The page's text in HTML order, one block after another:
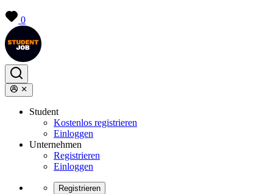
0
Student
Kostenlos registrieren
Einloggen
Unternehmen
Registrieren
Einloggen
Registrieren